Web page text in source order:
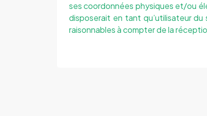
ses coordonnées physiques et/ou
disposerait en tant qu’utilisateur
raisonnables à compter de la